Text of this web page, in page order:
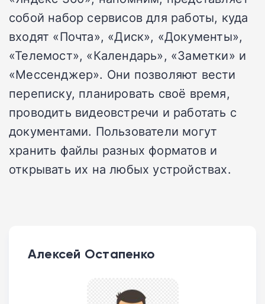
собой набор сервисов для работы, куда
входят «Почта», «Диск», «Документы»,
«Телемост», «Календарь», «Заметки» и
«Мессенджер». Они позволяют вести
переписку, планировать своё время,
проводить видеовстречи и работать с
документами. Пользователи могут
хранить файлы разных форматов и
открывать их на любых устройствах.
Алексей Остапенко